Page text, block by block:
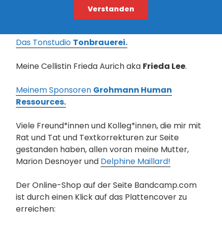
Un grand merci an alle Beteiligten, ohne die
dieses Album nicht entstanden wäre:
Das Tonstudio Tonbrauerei.
Meine Cellistin Frieda Aurich aka Frieda Lee.
Meinem Sponsoren Grohmann Human
Ressources.
Viele Freund*innen und Kolleg*innen, die mir mit
Rat und Tat und Textkorrekturen zur Seite
gestanden haben, allen voran meine Mutter,
Marion Desnoyer und Delphine Maillard!
Der Online-Shop auf der Seite Bandcamp.com
ist durch einen Klick auf das Plattencover zu
erreichen:
Verstanden